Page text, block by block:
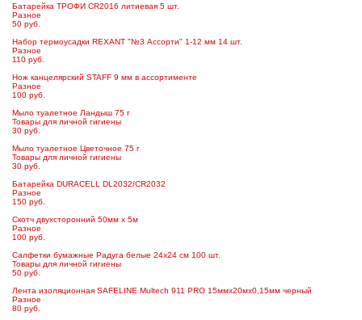
Батарейка ТРОФИ CR2016 литиевая 5 шт.
Разное
50 руб.
Набор термоусадки REXANT "№3 Ассорти" 1-12 мм 14 шт.
Разное
110 руб.
Нож канцелярский STAFF 9 мм в ассортименте
Разное
100 руб.
Мыло туалетное Ландыш 75 г
Товары для личной гигиены
30 руб.
Мыло туалетное Цветочное 75 г
Товары для личной гигиены
30 руб.
Батарейка DURACELL DL2032/CR2032
Разное
150 руб.
Скотч двухсторонний 50мм х 5м
Разное
100 руб.
Салфетки бумажные Радуга белые 24x24 см 100 шт.
Товары для личной гигиены
50 руб.
Лента изоляционная SAFELINE Multech 911 PRO 15ммх20мх0,15мм черный
Разное
80 руб.